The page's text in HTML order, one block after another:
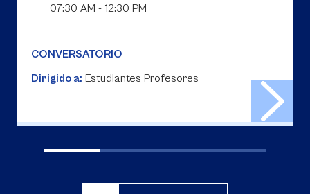
07:30 AM - 12:30 PM
CONVERSATORIO
Dirigido a: Estudiantes Profesores